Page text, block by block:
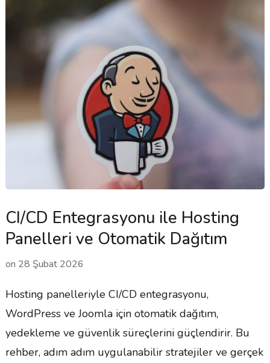
CI/CD Entegrasyonu ile Hosting
Panelleri ve Otomatik Dağıtım
on 28 Şubat 2026
Hosting panelleriyle CI/CD entegrasyonu,
WordPress ve Joomla için otomatik dağıtım,
yedekleme ve güvenlik süreçlerini güçlendirir. Bu
rehber, adım adım uygulanabilir stratejiler ve gerçek